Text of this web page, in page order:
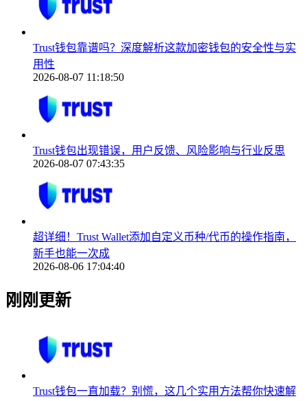
Trust钱包靠谱吗？深度解析这款加密钱包的安全性与实
用性
2026-08-07 11:18:50
Trust钱包出现错误，用户反馈、风险影响与行业反思
2026-08-07 07:43:35
超详细！Trust Wallet添加自定义币种/代币的操作指南，
新手也能一次成
2026-08-06 17:04:40
刚刚更新
Trust钱包一直加载？别慌，这几个实用方法帮你快速解